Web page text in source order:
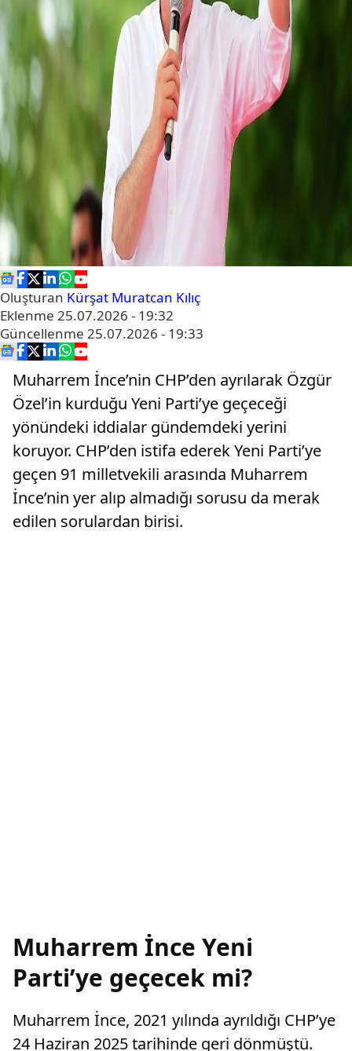
Oluşturan Kürşat Muratcan Kılıç
Eklenme 25.07.2026 - 19:32
Güncellenme 25.07.2026 - 19:33
Muharrem İnce’nin CHP’den ayrılarak Özgür
Özel’in kurduğu Yeni Parti’ye geçeceği
yönündeki iddialar gündemdeki yerini
koruyor. CHP’den istifa ederek Yeni Parti’ye
geçen 91 milletvekili arasında Muharrem
İnce’nin yer alıp almadığı sorusu da merak
edilen sorulardan birisi.
Muharrem İnce Yeni
Parti’ye geçecek mi?
Muharrem İnce, 2021 yılında ayrıldığı CHP’ye
24 Haziran 2025 tarihinde geri dönmüştü.